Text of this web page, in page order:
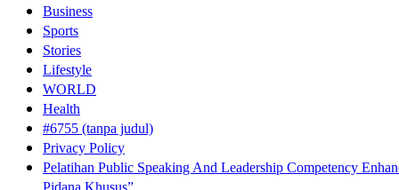
Business
Sports
Stories
Lifestyle
WORLD
Health
#6755 (tanpa judul)
Privacy Policy
Pelatihan Public Speaking And Leadership Competency
Pidana Khusus”